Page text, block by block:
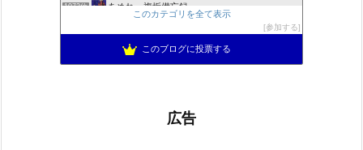
1072位 あめれぃ複垢備忘録
アリアドネからのお便り『Aria de nouvelles』
このカテゴリを全て表示
参加する
このブログに投票する
広告